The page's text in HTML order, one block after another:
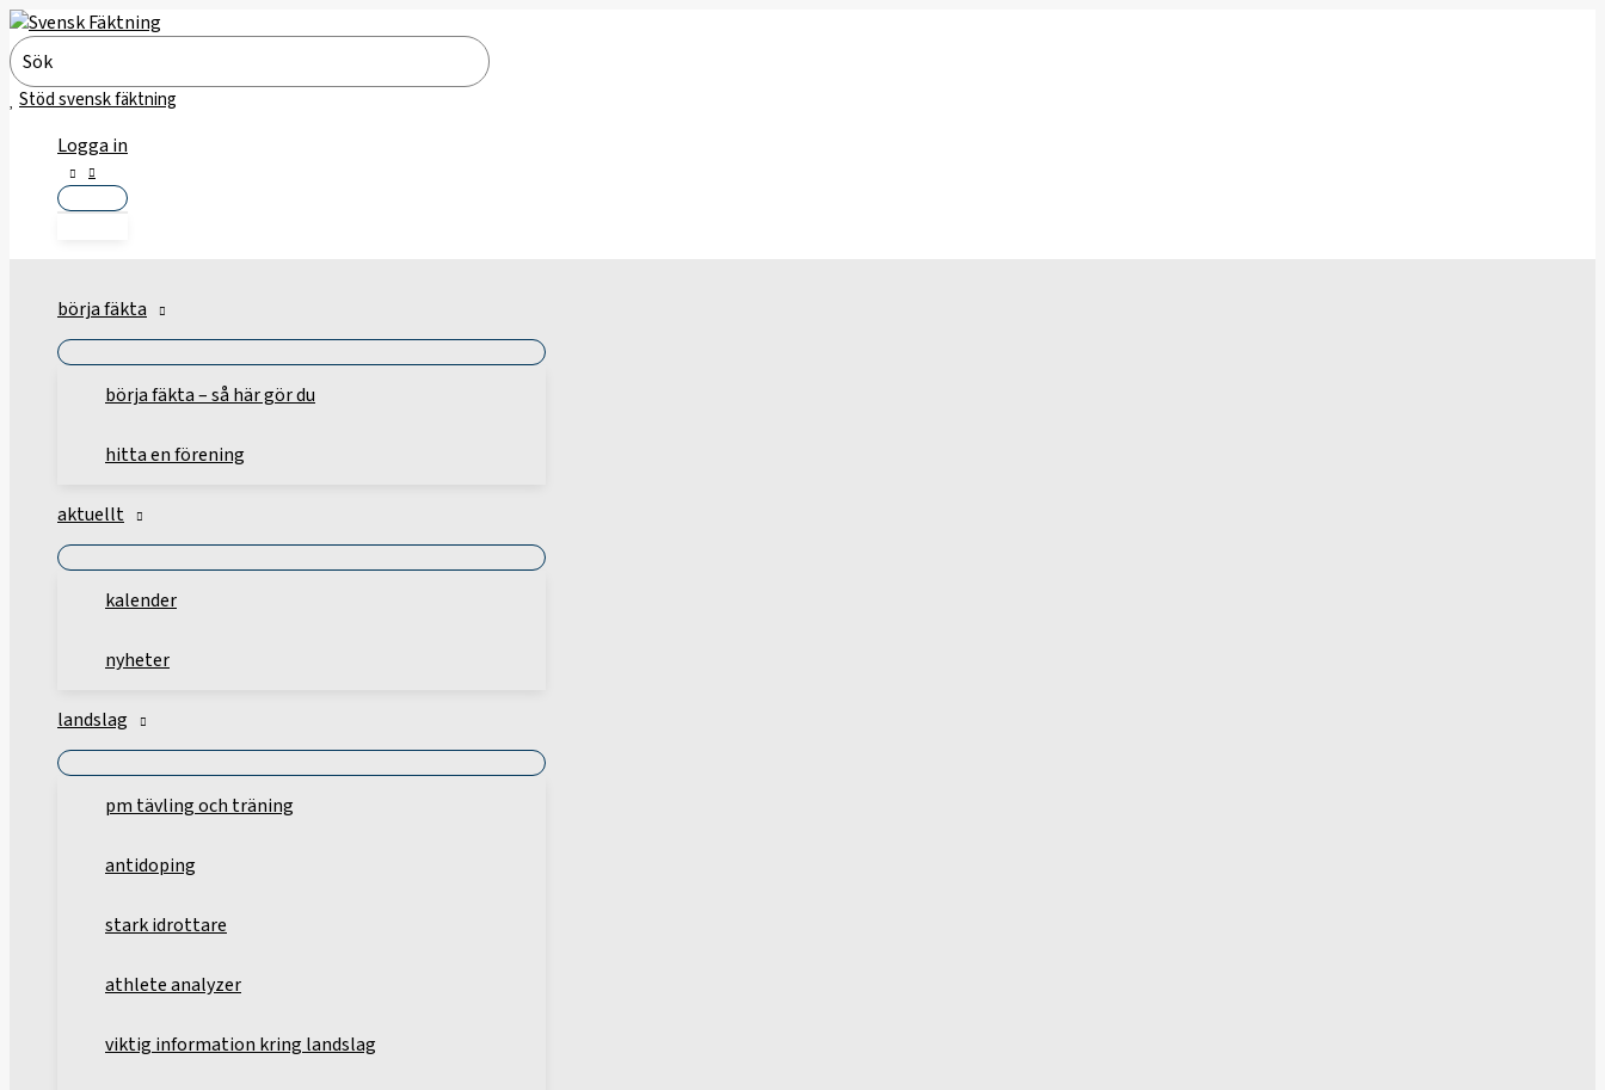
Hoppa
till
innehåll
Search
for:
Stöd svensk fäktning
Logga in
börja fäkta
börja fäkta – så här gör du
hitta en förening
aktuellt
kalender
nyheter
landslag
pm tävling och träning
antidoping
stark idrottare
athlete analyzer
viktig information kring landslag